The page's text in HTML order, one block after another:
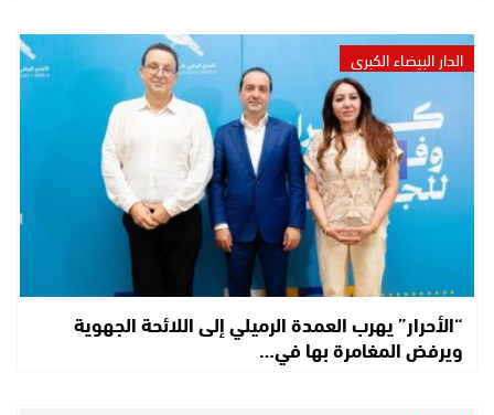
الدار البيضاء الكبرى
“الأحرار” يهرب العمدة الرميلي إلى اللائحة الجهوية
ويرفض المغامرة بها في…